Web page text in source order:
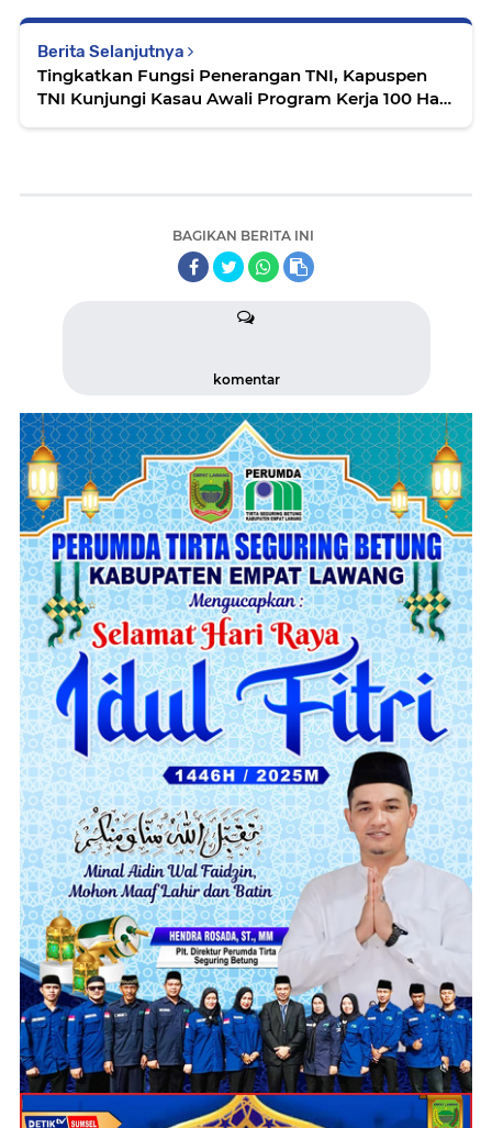
Berita Selanjutnya
Tingkatkan Fungsi Penerangan TNI, Kapuspen
TNI Kunjungi Kasau Awali Program Kerja 100 Hari
BAGIKAN BERITA INI
komentar